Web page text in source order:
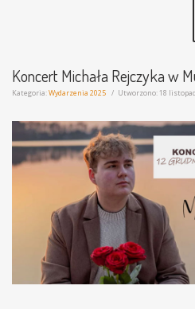
Koncert Michała Rejczyka w
Kategoria:Wydarzenia 2025 Utworzono: 18